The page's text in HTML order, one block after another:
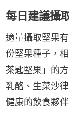
每日建議攝
適量攝取堅果
份堅果種子，
茶匙堅果」的
乳酪、生菜沙
健康的飲食夥伴